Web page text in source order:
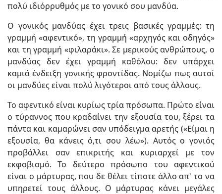
πολύ ιδιόρρυθμός με το γονικό σου μανδύα.
Ο γονικός μανδύας έχει τρεις βασικές γραμμές: τη
γραμμή «αφεντικό», τη γραμμή «αρχηγός και οδηγός»
και τη γραμμή «φιλαράκι». Σε μερικούς ανθρώπους, ο
μανδύας δεν έχει γραμμή καθόλου: δεν υπάρχει
καμιά ένδειξη γονικής φροντίδας. Νομίζω πως αυτοί
οι μανδύες είναι πολύ λιγότεροι από τους άλλους.
Το αφεντικό είναι κυρίως τρία πρόσωπα. Πρώτο είναι
ο τύραννος που κραδαίνει την εξουσία του, ξέρει τα
πάντα και καμαρώνει σαν υπόδειγμα αρετής («Είμαι η
εξουσία, θα κάνεις ό,τι σου λέω»). Αυτός ο γονιός
προβάλλει σαν επικριτής και κυριαρχεί με τον
εκφοβισμό. Το δεύτερο πρόσωπο του αφεντικού
είναι ο μάρτυρας, που δε θέλει τίποτε άλλο απ' το να
υπηρετεί τους άλλους. Ο μάρτυρας κάνει μεγάλες